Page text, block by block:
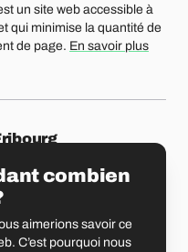
un site web accessible à
qui minimise la quantité de
de page. En savoir plus
1700 Fribourg
4
combien
aimerions savoir ce
C’est pourquoi nous